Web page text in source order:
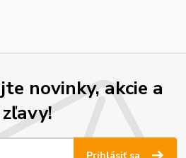
novinky, akcie a
zľavy!